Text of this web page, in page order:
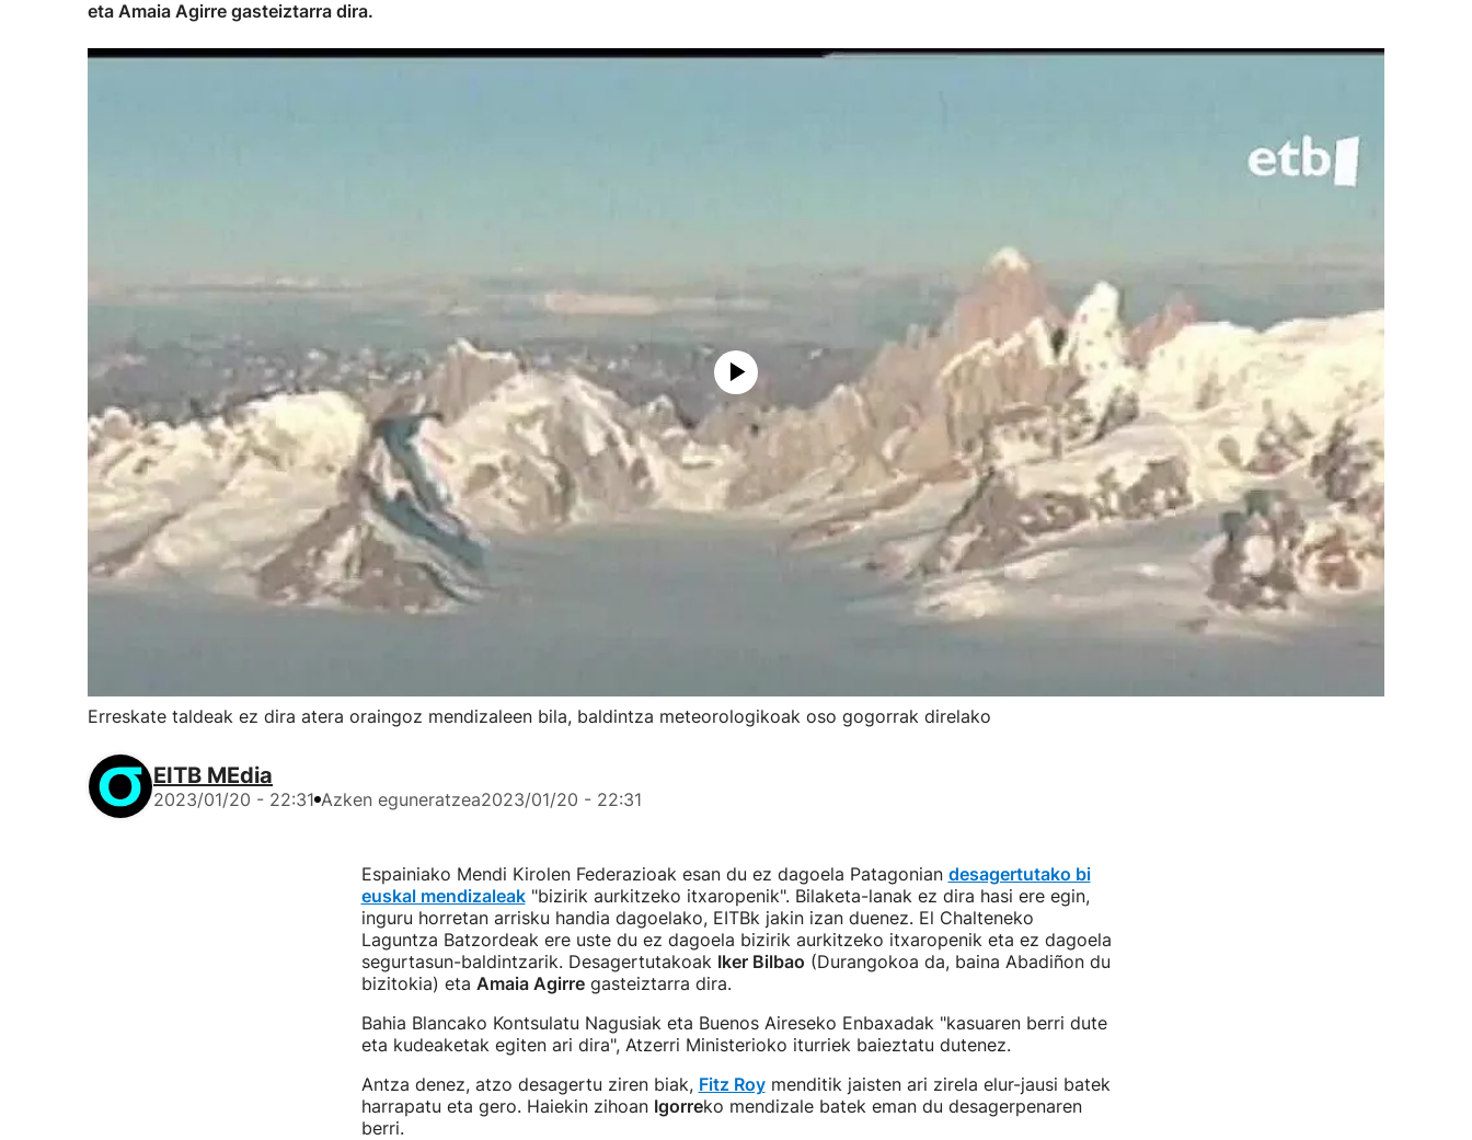
eta Amaia Agirre gasteiztarra dira.
Erreskate taldeak ez dira atera oraingoz mendizaleen bila, baldintza meteorologikoak oso gogorrak direlako
EITB MEdia
2023/01/20 - 22:31 Azken eguneratzea2023/01/20 - 22:31
Espainiako Mendi Kirolen Federazioak esan du ez dagoela Patagonian desagertutako bi
euskal mendizaleak"bizirik aurkitzeko itxaropenik". Bilaketa-lanak ez dira hasi ere egin,
inguru horretan arrisku handia dagoelako, EITBk jakin izan duenez. El Chalteneko
Laguntza Batzordeak ere uste du ez dagoela bizirik aurkitzeko itxaropenik eta ez dagoela
segurtasun-baldintzarik. Desagertutakoak Iker Bilbao (Durangokoa da, baina Abadiñon du
bizitokia) eta Amaia Agirregasteiztarra dira.
Bahia Blancako Kontsulatu Nagusiak eta Buenos Aireseko Enbaxadak "kasuaren berri dute
eta kudeaketak egiten ari dira", Atzerri Ministerioko iturriek baieztatu dutenez.
Antza denez, atzo desagertu ziren biak, Fitz Roymenditik jaisten ari zirela elur-jausi batek
harrapatu eta gero. Haiekin zihoan Igorreko mendizale batek eman du desagerpenaren
berri.